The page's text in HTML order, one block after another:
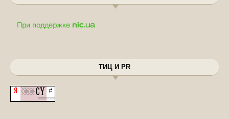
ТИЦ И PR